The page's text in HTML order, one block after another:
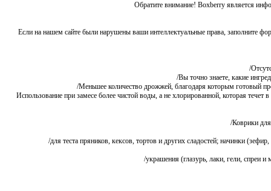
Обратите внимание! Boxberry является
Если на нашем сайте были нарушены ваши интеллектуальные права, заполните
Вы точно знаете, какие
Меньшее количество дрожжей, благодаря которым готовый
Использование при замесе более чистой воды, а не хлорированной, которая
Коврики
для теста пряников, кексов, тортов и других сладостей; начинки